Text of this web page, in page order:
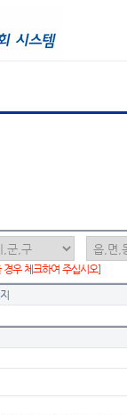
우 체크하여 주십시오]